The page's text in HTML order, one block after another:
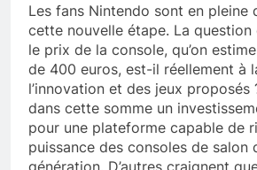
Les fans Nintendo sont en pleine
cette nouvelle étape. La question
le prix de la console, qu’on
de 400 euros, est-il réellement à
l’innovation et des jeux proposés
dans cette somme un
pour une plateforme capable de
puissance des consoles de salon
génération. D’autres craignent